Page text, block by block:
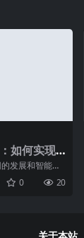
如何实现
号的互
发展和智能手
已成为各行业
工具。与
0 20